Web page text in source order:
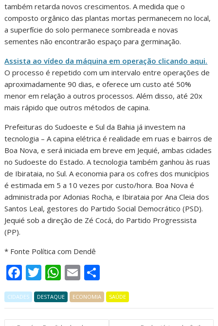
também retarda novos crescimentos. A medida que o
composto orgânico das plantas mortas permanecem no local,
a superfície do solo permanece sombreada e novas
sementes não encontrarão espaço para germinação.
Assista ao vídeo da máquina em operação clicando aqui.
O processo é repetido com um intervalo entre operações de
aproximadamente 90 dias, e oferece um custo até 50%
menor em relação a outros processos. Além disso, até 20x
mais rápido que outros métodos de capina.
Prefeituras do Sudoeste e Sul da Bahia já investem na
tecnologia – A capina elétrica é realidade em ruas e bairros de
Boa Nova, e será iniciada em breve em Jequié, ambas cidades
no Sudoeste do Estado. A tecnologia também ganhou às ruas
de Ibirataia, no Sul. A economia para os cofres dos municípios
é estimada em 5 a 10 vezes por custo/hora. Boa Nova é
administrada por Adonias Rocha, e Ibirataia por Ana Cleia dos
Santos Leal, gestores do Partido Social Democrático (PSD).
Jequié sob a direção de Zé Cocá, do Partido Progressista
(PP).
* Fonte Política com Dendê
F
ac
e
b
T
w
itt
er
W
h
at
s
E
m
ai
l
h
ar
e
CIDADES DESTAQUE ECONOMIA SAÚDE